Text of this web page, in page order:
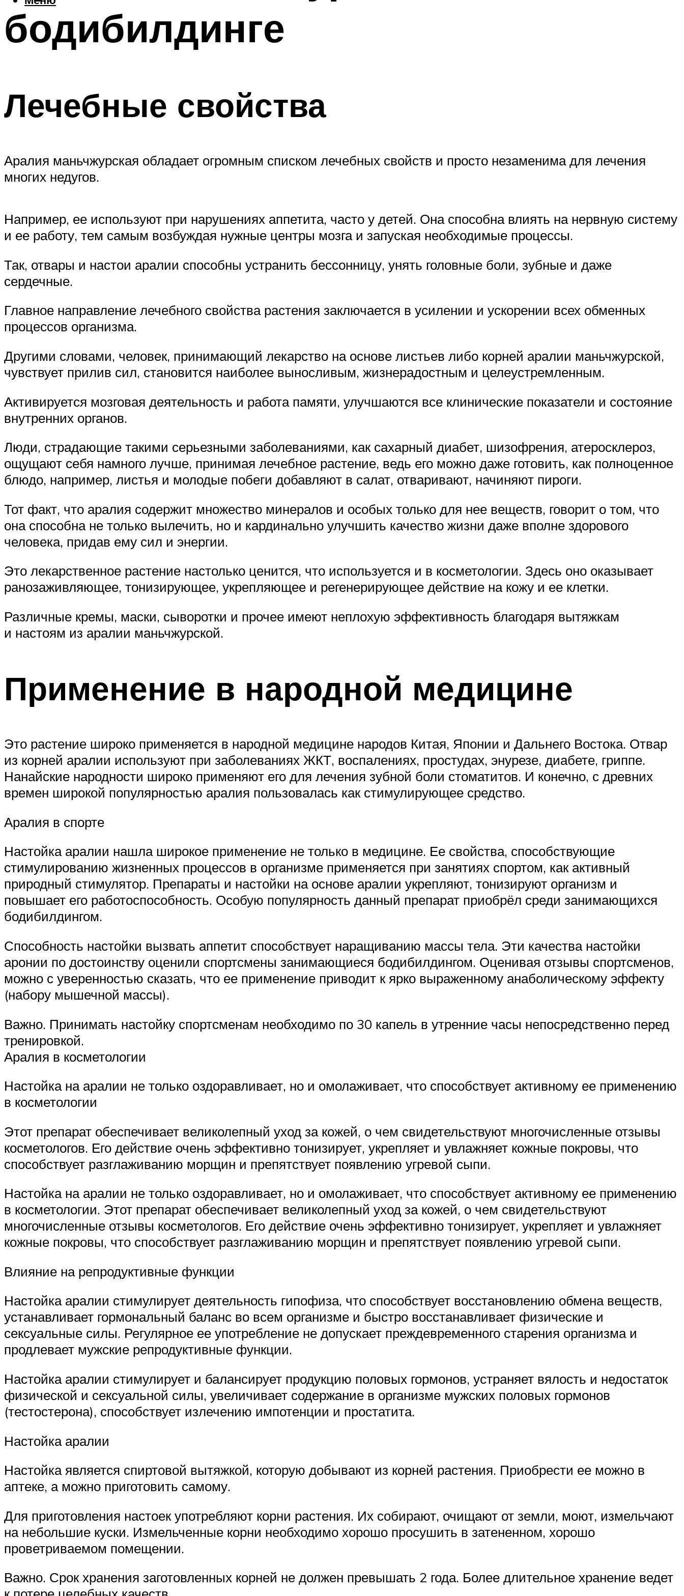
бодибилдинге
Лечебные свойства
Аралия маньчжурская обладает огромным списком лечебных свойств и просто незаменима для лечения
многих недугов.
Например, ее используют при нарушениях аппетита, часто у детей. Она способна влиять на нервную систему
и ее работу, тем самым возбуждая нужные центры мозга и запуская необходимые процессы.
Так, отвары и настои аралии способны устранить бессонницу, унять головные боли, зубные и даже
сердечные.
Главное направление лечебного свойства растения заключается в усилении и ускорении всех обменных
процессов организма.
Другими словами, человек, принимающий лекарство на основе листьев либо корней аралии маньчжурской,
чувствует прилив сил, становится наиболее выносливым, жизнерадостным и целеустремленным.
Активируется мозговая деятельность и работа памяти, улучшаются все клинические показатели и состояние
внутренних органов.
Люди, страдающие такими серьезными заболеваниями, как сахарный диабет, шизофрения, атеросклероз,
ощущают себя намного лучше, принимая лечебное растение, ведь его можно даже готовить, как полноценное
блюдо, например, листья и молодые побеги добавляют в салат, отваривают, начиняют пироги.
Тот факт, что аралия содержит множество минералов и особых только для нее веществ, говорит о том, что
она способна не только вылечить, но и кардинально улучшить качество жизни даже вполне здорового
человека, придав ему сил и энергии.
Это лекарственное растение настолько ценится, что используется и в косметологии. Здесь оно оказывает
ранозаживляющее, тонизирующее, укрепляющее и регенерирующее действие на кожу и ее клетки.
Различные кремы, маски, сыворотки и прочее имеют неплохую эффективность благодаря вытяжкам
и настоям из аралии маньчжурской.
Применение в народной медицине
Это растение широко применяется в народной медицине народов Китая, Японии и Дальнего Востока. Отвар
из корней аралии используют при заболеваниях ЖКТ, воспалениях, простудах, энурезе, диабете, гриппе.
Нанайские народности широко применяют его для лечения зубной боли стоматитов. И конечно, с древних
времен широкой популярностью аралия пользовалась как стимулирующее средство.
Аралия в спорте
Настойка аралии нашла широкое применение не только в медицине. Ее свойства, способствующие
стимулированию жизненных процессов в организме применяется при занятиях спортом, как активный
природный стимулятор. Препараты и настойки на основе аралии укрепляют, тонизируют организм и
повышает его работоспособность. Особую популярность данный препарат приобрёл среди занимающихся
бодибилдингом.
Способность настойки вызвать аппетит способствует наращиванию массы тела. Эти качества настойки
аронии по достоинству оценили спортсмены занимающиеся бодибилдингом. Оценивая отзывы спортсменов,
можно с уверенностью сказать, что ее применение приводит к ярко выраженному анаболическому эффекту
(набору мышечной массы).
Важно. Принимать настойку спортсменам необходимо по 30 капель в утренние часы непосредственно перед
тренировкой.
Аралия в косметологии
Настойка на аралии не только оздоравливает, но и омолаживает, что способствует активному ее применению
в косметологии
Этот препарат обеспечивает великолепный уход за кожей, о чем свидетельствуют многочисленные отзывы
косметологов. Его действие очень эффективно тонизирует, укрепляет и увлажняет кожные покровы, что
способствует разглаживанию морщин и препятствует появлению угревой сыпи.
Настойка на аралии не только оздоравливает, но и омолаживает, что способствует активному ее применению
в косметологии. Этот препарат обеспечивает великолепный уход за кожей, о чем свидетельствуют
многочисленные отзывы косметологов. Его действие очень эффективно тонизирует, укрепляет и увлажняет
кожные покровы, что способствует разглаживанию морщин и препятствует появлению угревой сыпи.
Влияние на репродуктивные функции
Настойка аралии стимулирует деятельность гипофиза, что способствует восстановлению обмена веществ,
устанавливает гормональный баланс во всем организме и быстро восстанавливает физические и
сексуальные силы. Регулярное ее употребление не допускает преждевременного старения организма и
продлевает мужские репродуктивные функции.
Настойка аралии стимулирует и балансирует продукцию половых гормонов, устраняет вялость и недостаток
физической и сексуальной силы, увеличивает содержание в организме мужских половых гормонов
(тестостерона), способствует излечению импотенции и простатита.
Настойка аралии
Настойка является спиртовой вытяжкой, которую добывают из корней растения. Приобрести ее можно в
аптеке, а можно приготовить самому.
Для приготовления настоек употребляют корни растения. Их собирают, очищают от земли, моют, измельчают
на небольшие куски. Измельченные корни необходимо хорошо просушить в затененном, хорошо
проветриваемом помещении.
Важно. Срок хранения заготовленных корней не должен превышать 2 года. Более длительное хранение ведет